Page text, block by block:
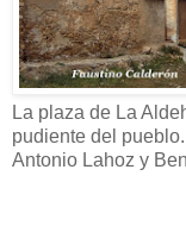
La plaza de La
pudiente del
Antonio Lahoz y